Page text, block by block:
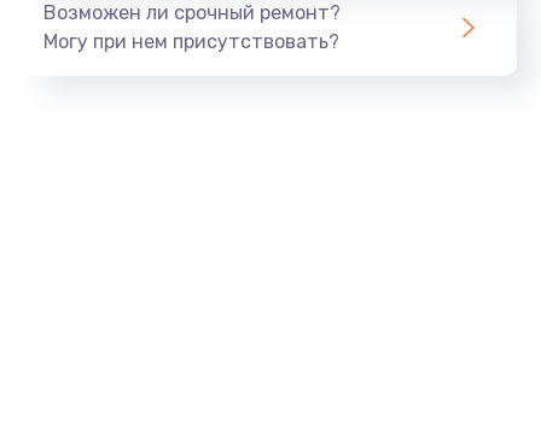
820 руб.
Возможен ли срочный ремонт?
Могу при нем присутствовать?